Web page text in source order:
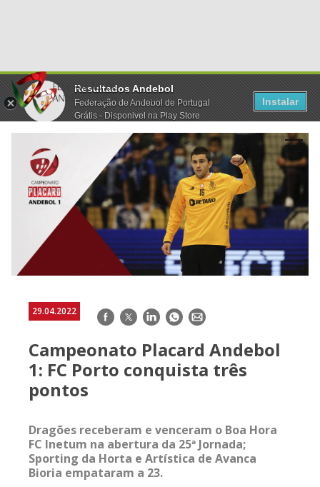
Resultados Andebol
Federação de Andebol de Portugal
Grátis - Disponivel na Play Store
Instalar
29.04.2022 Facebook
TwitterLinkedInWhatsApp
E-
Campeonato Placard Andebol
1: FC Porto conquista três
pontos
Dragões receberam e venceram o Boa Hora
FC Inetum na abertura da 25ª Jornada;
Sporting da Horta e Artística de Avanca
Bioria empataram a 23.